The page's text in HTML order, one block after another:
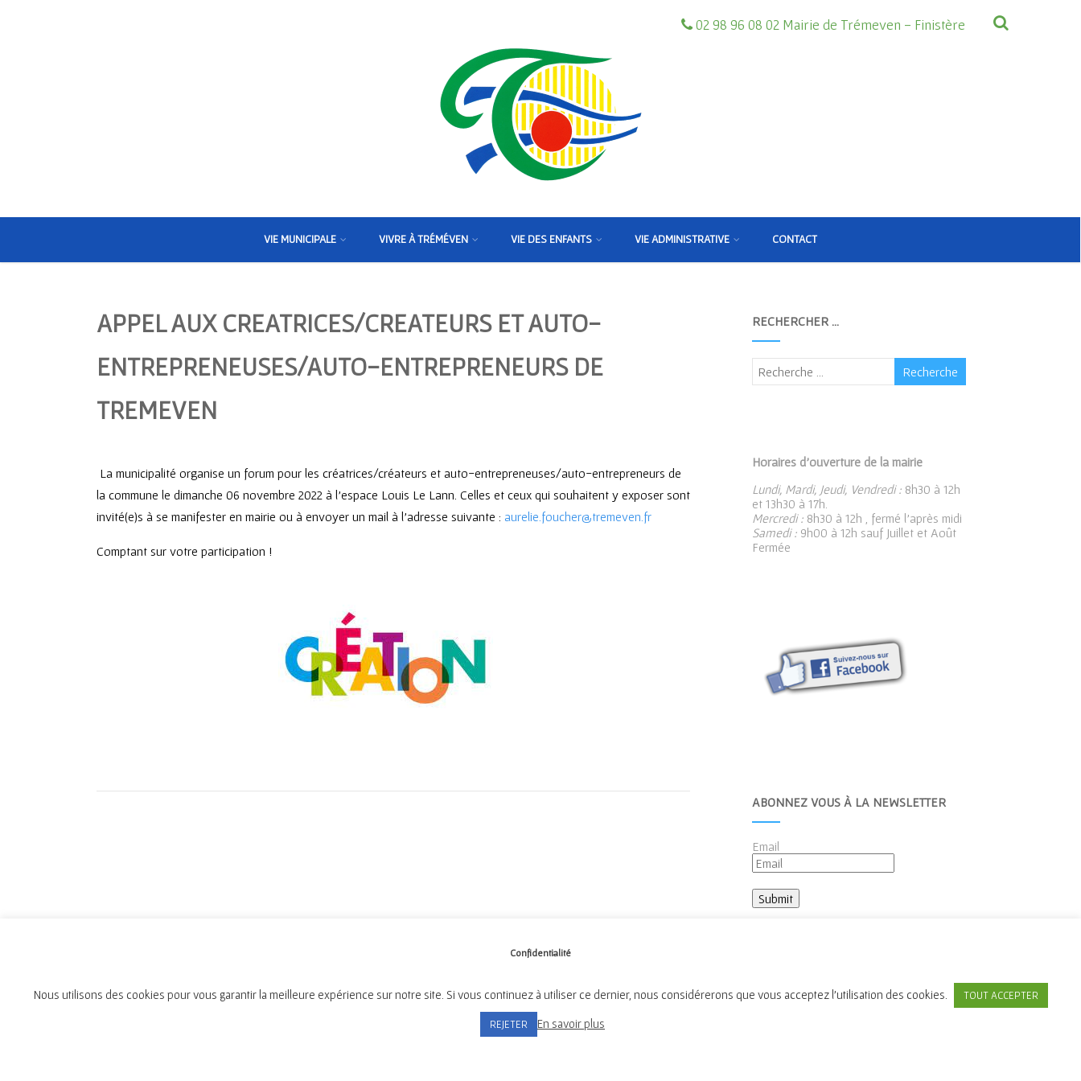
02 98 96 08 02 Mairie de Trémeven - Finistère
VIE MUNICIPALE VIVRE À TRÉMÉVEN VIE DES ENFANTS VIE ADMINISTRATIVE CONTACT
APPEL AUX CREATRICES/CREATEURS ET AUTO-
ENTREPRENEUSES/AUTO-ENTREPRENEURS DE
TREMEVEN
La municipalité organise un forum pour les créatrices/créateurs et auto-entrepreneuses/auto-entrepreneurs de
la commune le dimanche 06 novembre 2022 à l’espace Louis Le Lann. Celles et ceux qui souhaitent y exposer sont
invité(e)s à se manifester en mairie ou à envoyer un mail à l’adresse suivante : aurelie.foucher@tremeven.fr
Comptant sur votre participation !
RECHERCHER …
Horaires d’ouverture de la mairie
Lundi, Mardi, Jeudi, Vendredi :8h30 à 12h
et 13h30 à 17h.
Mercredi :8h30 à 12h , fermé l’après midi
Samedi :9h00 à 12h sauf Juillet et Août
Fermée
ABONNEZ VOUS À LA NEWSLETTER
Email
Place de l'Église, 29300 Tréméven
Confidentialité
Nous utilisons des cookies pour vous garantir la meilleure expérience sur notre site. Si vous continuez à utiliser ce dernier, nous considérerons que vous acceptez l'utilisation des cookies. TOUT ACCEPTER
REJETER En savoir plus